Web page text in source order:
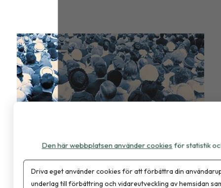
Fasta är ett effektivt verktyg i
cancerbehandling
Den här webbplatsen använder cookies för statistik
Driva eget använder cookies för att förbättra din
underlag till förbättring och vidareutveckling av hemsidan